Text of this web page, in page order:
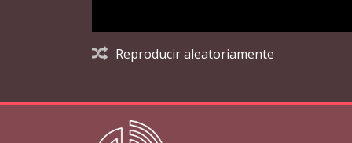
Reproducir aleatoriamente